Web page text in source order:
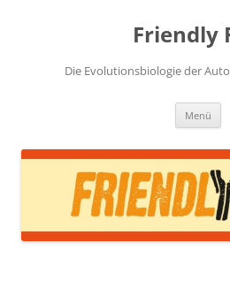
Friendly
Die Evolutionsbiologie der
Menü